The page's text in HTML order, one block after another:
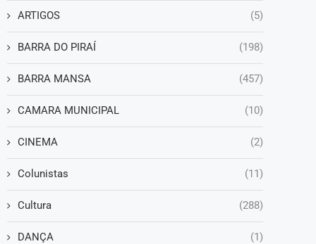
ARTIGOS (5)
BARRA DO PIRAÍ (198)
BARRA MANSA (457)
CAMARA MUNICIPAL (10)
CINEMA (2)
Colunistas (11)
Cultura (288)
DANÇA (1)